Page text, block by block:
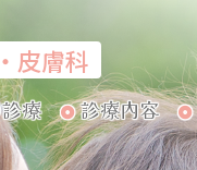
皮膚科
療 診療内容